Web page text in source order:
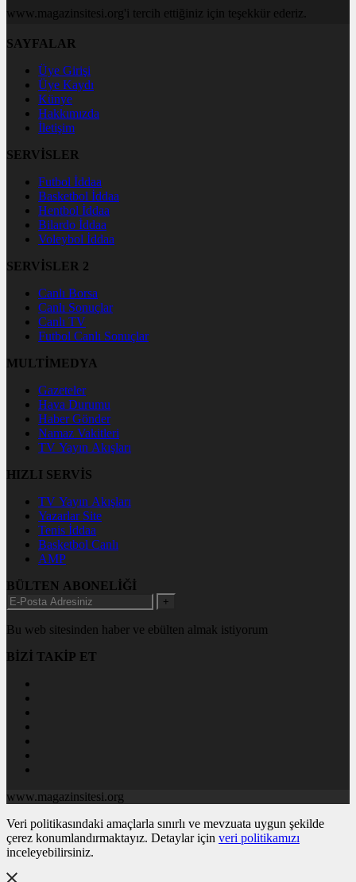
www.magazinsitesi.org'i tercih ettiğiniz için teşekkür ederiz.
SAYFALAR
Üye Girişi
Üye Kaydı
Künye
Hakkımızda
İletişim
SERVİSLER
Futbol İddaa
Basketbol İddaa
Hentbol İddaa
Bilardo İddaa
Voleybol İddaa
SERVİSLER 2
Canlı Borsa
Canlı Sonuçlar
Canlı TV
Futbol Canlı Sonuçlar
MULTİMEDYA
Gazeteler
Hava Durumu
Haber Gönder
Namaz Vakitleri
TV Yayın Akışları
HIZLI SERVİS
TV Yayın Akışları
Yazarlar Site
Tenis İddaa
Basketbol Canlı
AMP
BÜLTEN ABONELİĞİ
+
Bu web sitesinden haber ve ebülten almak istiyorum
BİZİ TAKİP ET
www.magazinsitesi.org
Veri politikasındaki amaçlarla sınırlı ve mevzuata uygun şekilde
çerez konumlandırmaktayız. Detaylar için veri politikamızı
inceleyebilirsiniz.